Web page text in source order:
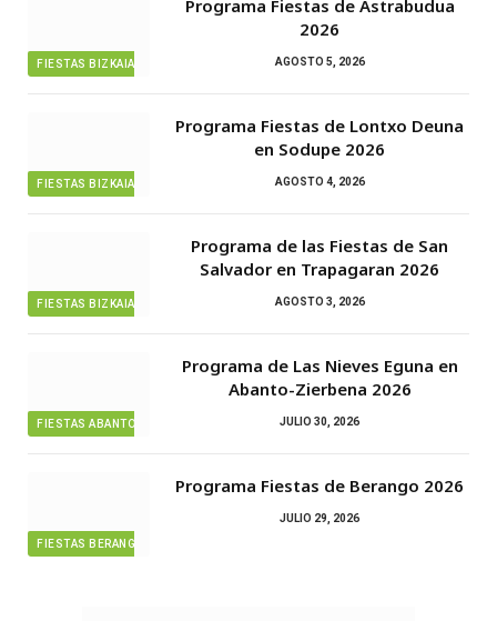
FIESTAS BIZKAIA
Programa Fiestas de Astrabudua
2026
AGOSTO 5, 2026
FIESTAS BIZKAIA
Programa Fiestas de Lontxo Deuna
en Sodupe 2026
AGOSTO 4, 2026
FIESTAS BIZKAIA
Programa de las Fiestas de San
Salvador en Trapagaran 2026
AGOSTO 3, 2026
FIESTAS ABANTO ZIERBENA
Programa de Las Nieves Eguna en
Abanto-Zierbena 2026
JULIO 30, 2026
FIESTAS BERANGO
Programa Fiestas de Berango 2026
JULIO 29, 2026